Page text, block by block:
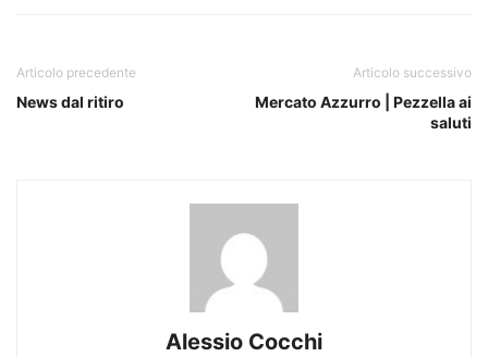
Articolo precedente
News dal ritiro
Articolo successivo
Mercato Azzurro | Pezzella ai
saluti
Alessio Cocchi